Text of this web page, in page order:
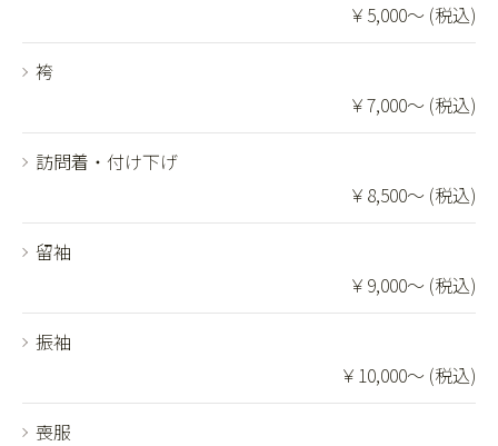
￥5,000～ (税込)
袴
￥7,000～ (税込)
訪問着・付け下げ
￥8,500～ (税込)
留袖
￥9,000～ (税込)
振袖
￥10,000～ (税込)
喪服